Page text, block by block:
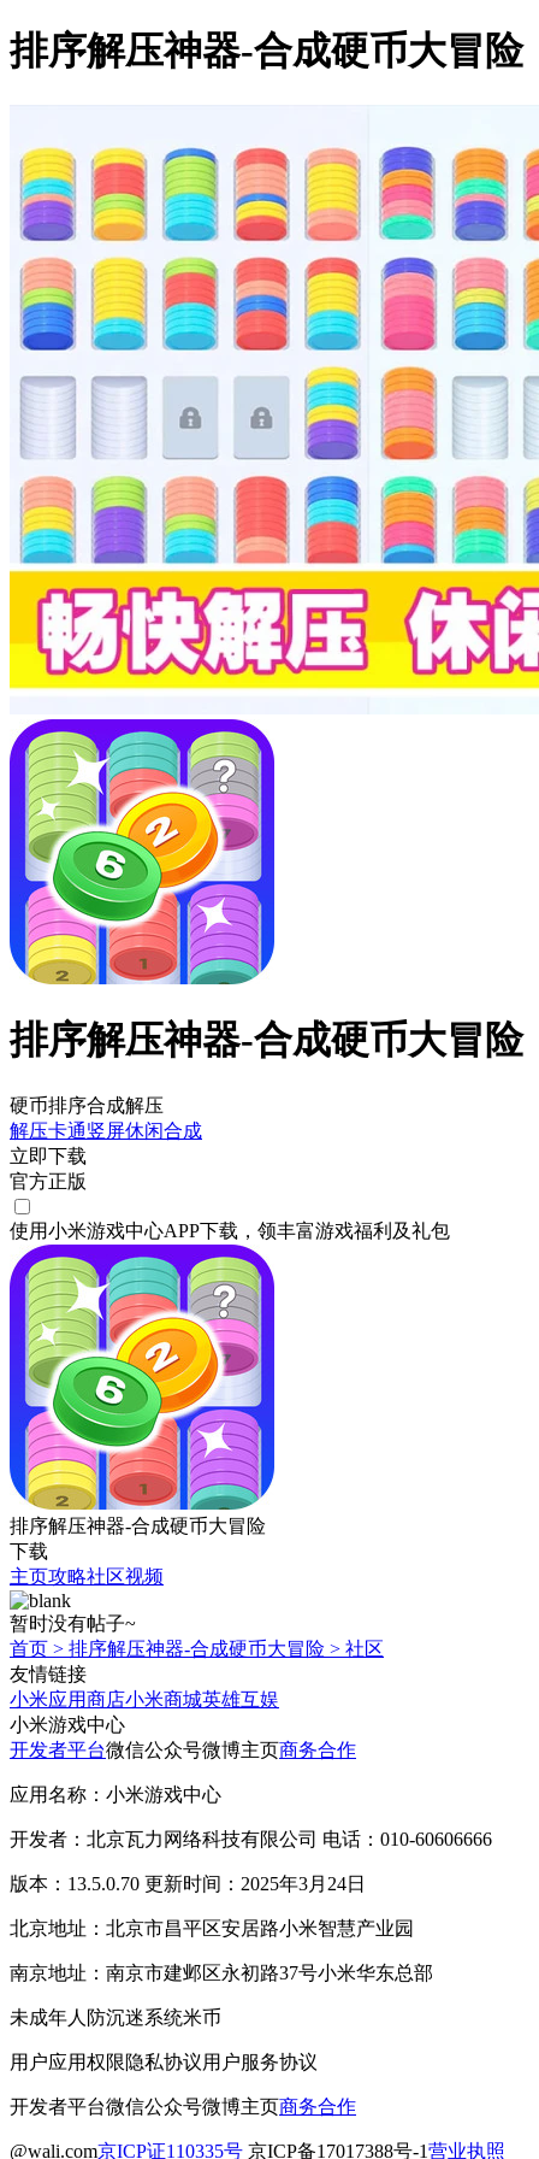
排序解压神器-合成硬币大冒险
排序解压神器-合成硬币大冒险
硬币排序合成解压
解压卡通竖屏休闲合成
立即下载
官方正版
使用小米游戏中心APP下载 ，领丰富游戏福利 及礼包
排序解压神器-合成硬币大冒险
下载
主页攻略社区视频
暂时没有帖子~
首页 > 排序解压神器-合成硬币大冒险 > 社区
友情链接
小米应用商店小米商城英雄互娱
小米游戏中心
开发者平台微信公众号微博主页商务合作
应用名称：小米游戏中心
开发者：北京瓦力网络科技有限公司 电话：010-60606666
版本：13.5.0.70 更新时间：2025年3月24日
北京地址：北京市昌平区安居路小米智慧产业园
南京地址：南京市建邺区永初路37号小米华东总部
未成年人防沉迷系统米币
用户应用权限隐私协议用户服务协议
开发者平台微信公众号微博主页商务合作
@wali.com京ICP证110335号 京ICP备17017388号-1营业执照